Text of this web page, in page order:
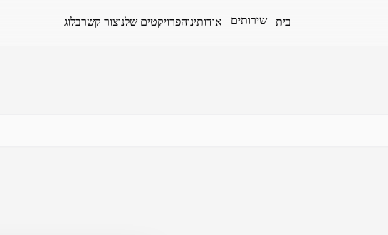
בית שירותים אודותינוהפרויקטים שלנוצור קשרבלוג